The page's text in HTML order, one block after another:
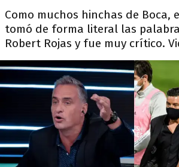
Como muchos hinchas de Boca,
tomó de forma literal las
Robert Rojas y fue muy crítico.